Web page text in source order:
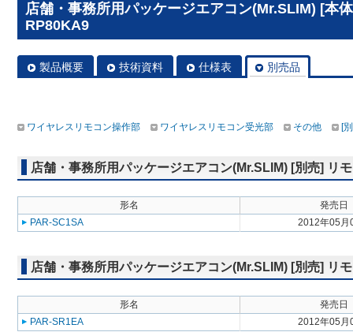
店舗・事務所用パッケージエアコン(Mr.SLIM) [本
RP80KA9
製品概要 技術資料 仕様表 別売品
ワイヤレスリモコン操作部 ワイヤレスリモコン受光部 その他 [
店舗・事務所用パッケージエアコン(Mr.SLIM) [別売] リ
形名
発売日
PAR-SC1SA
2012年05月
店舗・事務所用パッケージエアコン(Mr.SLIM) [別売] リ
形名
発売日
PAR-SR1EA
2012年05月